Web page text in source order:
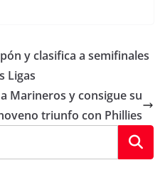
y clasifica a semifinales
Ligas
Marineros y consigue su
triunfo con Phillies